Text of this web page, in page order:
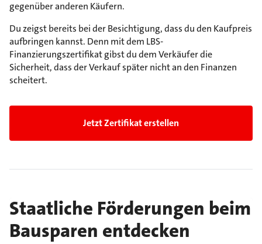
gegenüber anderen Käufern.
Du zeigst bereits bei der Besichtigung, dass du den Kaufpreis
aufbringen kannst. Denn mit dem LBS-
Finanzierungszertifikat gibst du dem Verkäufer die
Sicherheit, dass der Verkauf später nicht an den Finanzen
scheitert.
Jetzt Zertifikat erstellen
Staatliche Förderungen beim
Bausparen entdecken